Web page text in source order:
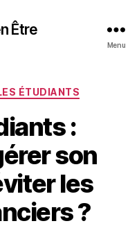
Être
Menu
ÉTUDIANTS
:
son
les
?